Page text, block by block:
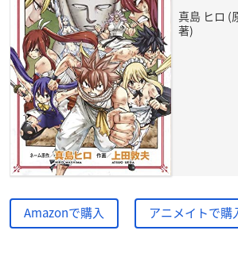
真島 ヒロ (
著)
Amazonで購入 アニメイトで購